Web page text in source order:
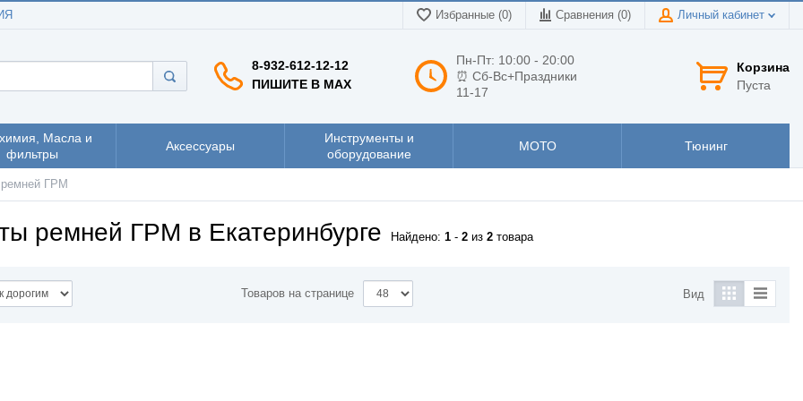
Избранные (0) Сравнения (0) Личный кабинет
8-932-612-12-12
ПИШИТЕ В MAX
Пн-Пт: 10:00 - 20:00
⏰ Сб-Вс+Праздники
11-17
Корзина
Пуста
Масла и
фильтры
Аксессуары
Инструменты и
оборудование
МОТО Тюнинг
ГРМ
ремней ГРМ в Екатеринбурге Найдено: 1 - 2 из 2 товара
Товаров на странице Вид